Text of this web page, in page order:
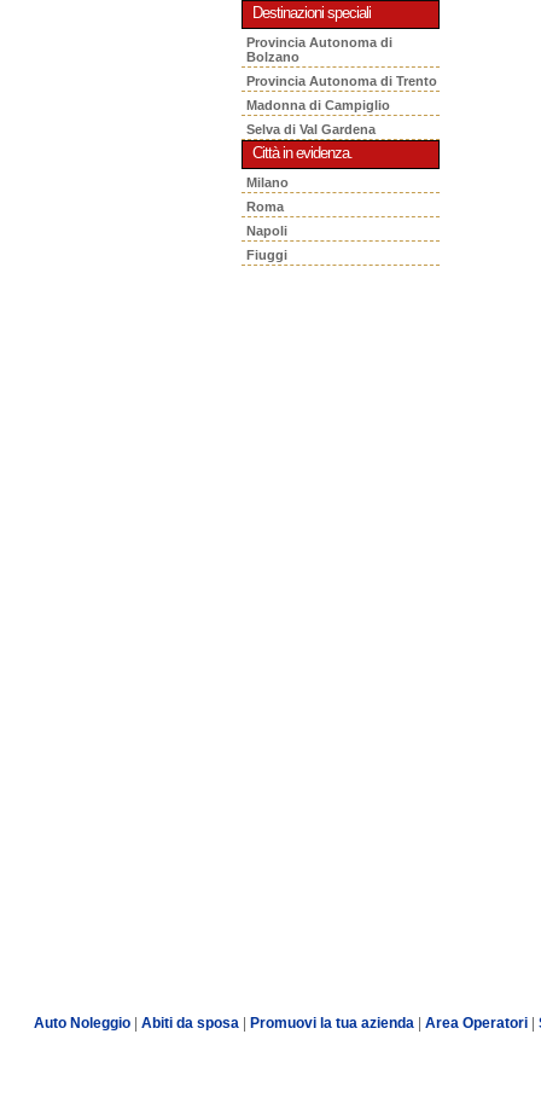
Destinazioni speciali
Provincia Autonoma di
Bolzano
Provincia Autonoma di Trento
Madonna di Campiglio
Selva di Val Gardena
Città in evidenza.
Milano
Roma
Napoli
Fiuggi
Auto Noleggio Abiti da sposa Promuovi la tua azienda Area Operatori